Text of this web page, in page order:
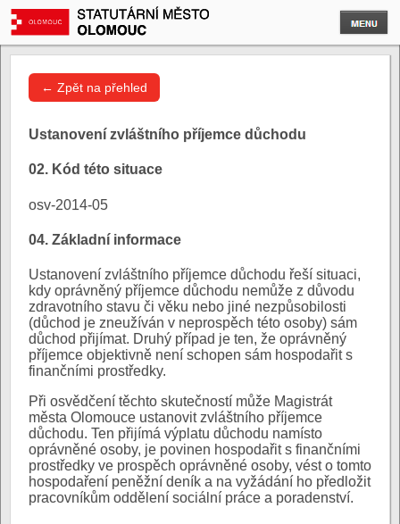
← Zpět na přehled
Ustanovení zvláštního příjemce důchodu
02. Kód této situace
osv-2014-05
04. Základní informace
Ustanovení zvláštního příjemce důchodu řeší situaci,
kdy oprávněný příjemce důchodu nemůže z důvodu
zdravotního stavu či věku nebo jiné nezpůsobilosti
(důchod je zneužíván v neprospěch této osoby) sám
důchod přijímat. Druhý případ je ten, že oprávněný
příjemce objektivně není schopen sám hospodařit s
finančními prostředky.
Při osvědčení těchto skutečností může Magistrát
města Olomouce ustanovit zvláštního příjemce
důchodu. Ten přijímá výplatu důchodu namísto
oprávněné osoby, je povinen hospodařit s finančními
prostředky ve prospěch oprávněné osoby, vést o tomto
hospodaření peněžní deník a na vyžádání ho předložit
pracovníkům oddělení sociální práce a poradenství.